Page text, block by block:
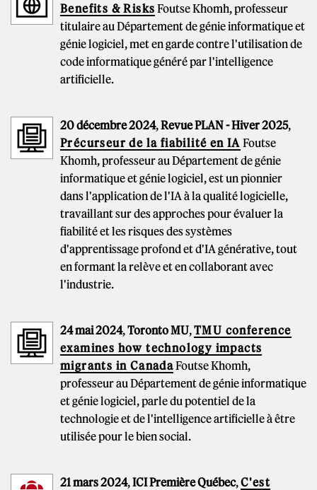
Benefits & Risks Foutse Khomh, professeur
titulaire au Département de génie informatique et
génie logiciel, met en garde contre l'utilisation de
code informatique généré par l'intelligence
artificielle.
20 décembre 2024,Revue PLAN - Hiver 2025,
Précurseur de la fiabilité en IA Foutse
Khomh, professeur au Département de génie
informatique et génie logiciel, est un pionnier
dans l'application de l'IA à la qualité logicielle,
travaillant sur des approches pour évaluer la
fiabilité et les risques des systèmes
d'apprentissage profond et d'IA générative, tout
en formant la relève et en collaborant avec
l'industrie.
24 mai 2024,Toronto MU,TMU conference
examines how technology impacts
migrants in CanadaFoutse Khomh,
professeur au Département de génie informatique
et génie logiciel, parle du potentiel de la
technologie et de l'intelligence artificielle à être
utilisée pour le bien social.
21 mars 2024,ICI Première Québec,C'est